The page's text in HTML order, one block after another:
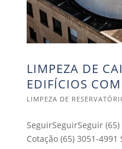
LIMPEZA DE
EDIFÍCIOS
LIMPEZA DE
SeguirSeguirSeguir
Cotação (65) 3051-